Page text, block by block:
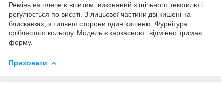
Ремінь на плече є вшитим, виконаний з щільного текстилю і
регулюється по висоті. З лицьової частини дві кишені на
блискавках, з тильної сторони один кишеню. Фурнітура
сріблястого кольору. Модель є каркасною і відмінно тримає
форму.
Приховати